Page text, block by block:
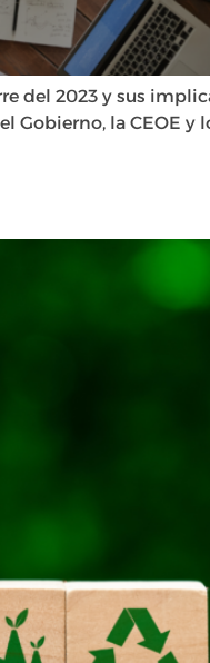
del 2023 y sus
la CEOE y